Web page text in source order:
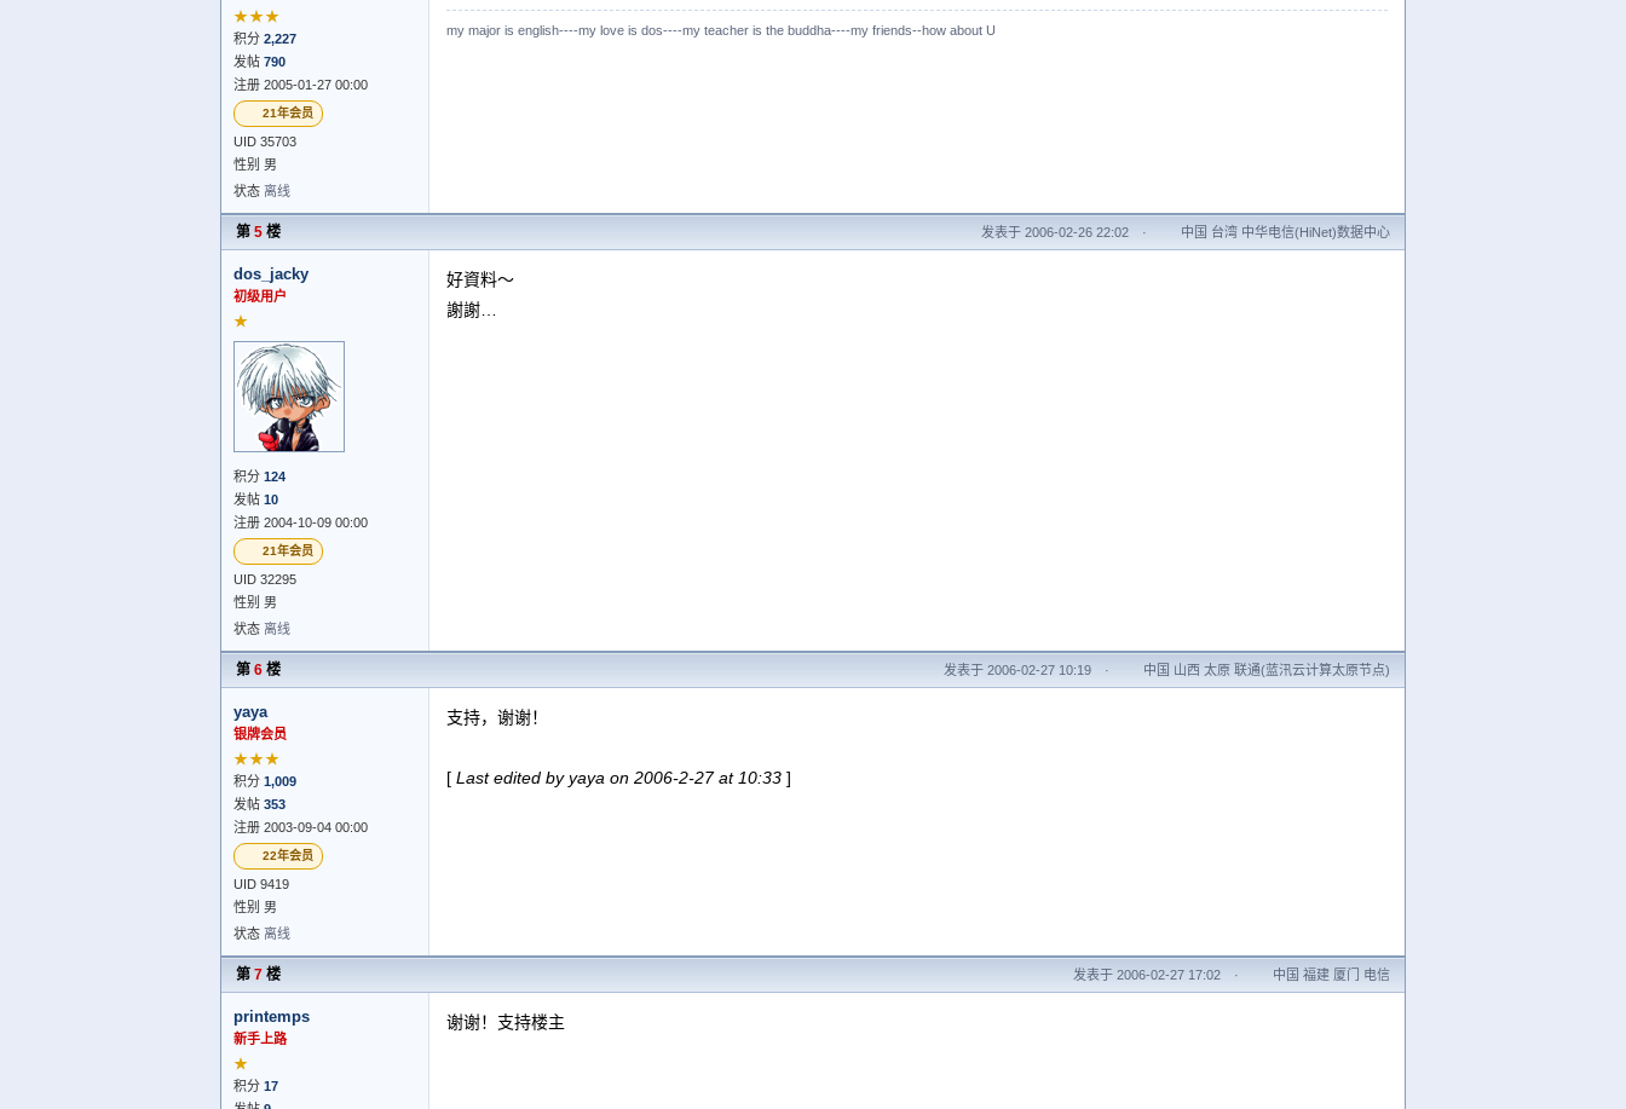
★★★
积分 2,227
发帖 790
注册 2005-01-27 00:00
21年会员
UID 35703
性别 男
状态 离线
my major is english----my love is dos----my teacher is the buddha----my friends--how about U
第 5 楼 发表于 2006-02-26 22:02 · 中国 台湾 中华电信(HiNet)数据中心
dos_jacky
初级用户
★
积分 124
发帖 10
注册 2004-10-09 00:00
21年会员
UID 32295
性别 男
状态 离线
好資料～
謝謝…
第 6 楼 发表于 2006-02-27 10:19 · 中国 山西 太原 联通(蓝汛云计算太原节点)
yaya
银牌会员
★★★
积分 1,009
发帖 353
注册 2003-09-04 00:00
22年会员
UID 9419
性别 男
状态 离线
支持，谢谢！
[ Last edited by yaya on 2006-2-27 at 10:33 ]
第 7 楼 发表于 2006-02-27 17:02 · 中国 福建 厦门 电信
printemps
新手上路
★
积分 17
谢谢！支持楼主